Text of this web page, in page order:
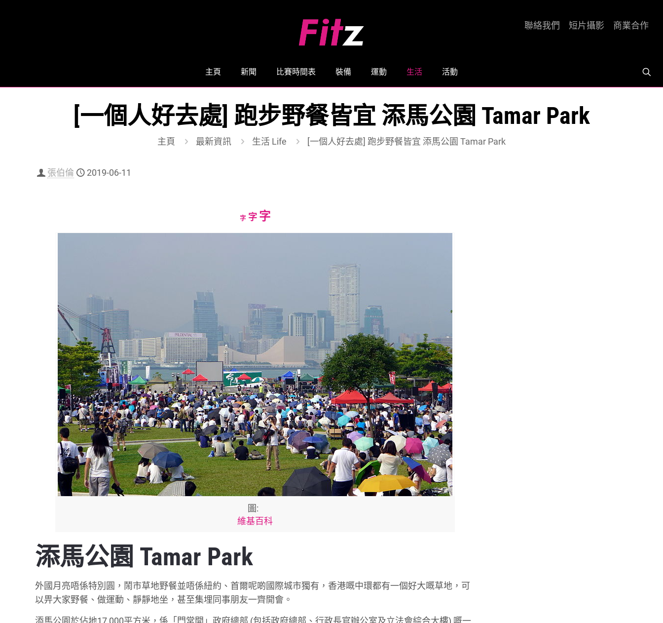
主頁 新聞 比賽時間表 裝備 運動 生活 活動
聯絡我們 短片攝影 商業合作
[一個人好去處] 跑步野餐皆宜 添馬公園 Tamar Park
主頁 最新資訊 生活 Life [一個人好去處] 跑步野餐皆宜 添馬公園 Tamar Park
張伯倫 2019-06-11
字Decrease
字Reset
字Increase
font
圖:
維基百科
添馬公園 Tamar Park
外國月亮唔係特別圓，鬧市草地野餐並唔係紐約、首爾呢啲國際城市獨有，香港嘅中環都有一個好大嘅草地，可
以畀大家野餐、做運動、靜靜地坐，甚至集埋同事朋友一齊開會。
添馬公園於佔地17,000平方米，係「門常開」政府總部 (包括政府總部、行政長官辦公室及立法會綜合大樓) 嘅一